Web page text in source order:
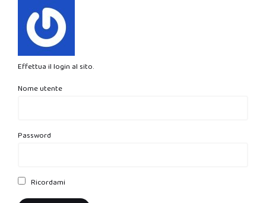
Effettua il login al sito.
Nome utente
Password
Ricordami